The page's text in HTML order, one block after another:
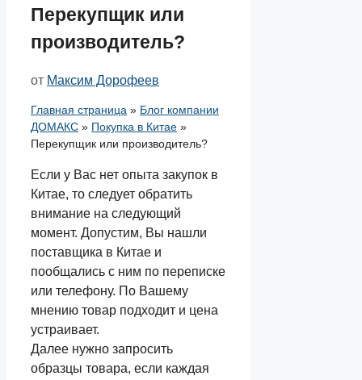
Перекупщик или
производитель?
от Максим Дорофеев
Главная страница » Блог компании
ДОМАКС » Покупка в Китае »
Перекупщик или производитель?
Если у Вас нет опыта закупок в
Китае, то следует обратить
внимание на следующий
момент. Допустим, Вы нашли
поставщика в Китае и
пообщались с ним по переписке
или телефону. По Вашему
мнению товар подходит и цена
устраивает.
Далее нужно запросить
образцы товара, если каждая